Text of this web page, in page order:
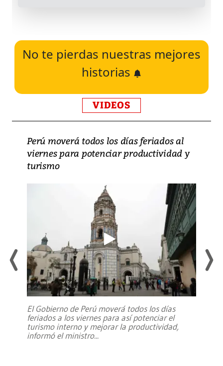
No te pierdas nuestras mejores
historias
VIDEOS
Perú moverá todos los días feriados al
viernes para potenciar productividad y
turismo
El Gobierno de Perú moverá todos los días
feriados a los viernes para así potenciar el
turismo interno y mejorar la productividad,
informó el ministro...